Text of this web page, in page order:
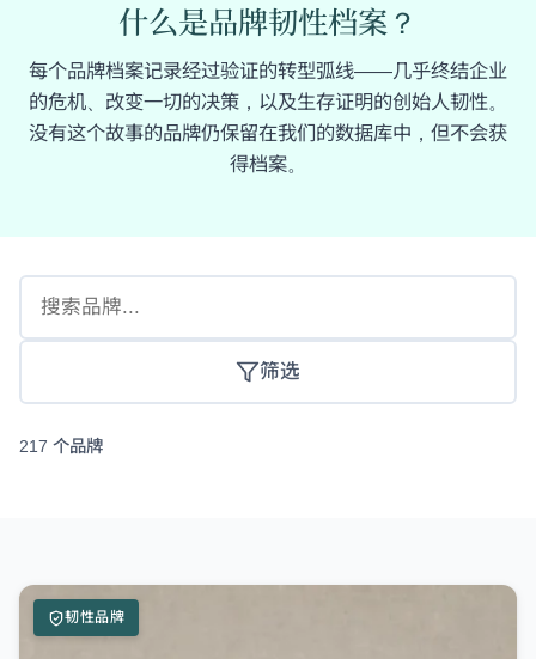
什么是品牌韧性档案？
每个品牌档案记录经过验证的转型弧线——几乎终结企业
的危机、改变一切的决策，以及生存证明的创始人韧性。
没有这个故事的品牌仍保留在我们的数据库中，但不会获
得档案。
筛选
217 个品牌
韧性品牌